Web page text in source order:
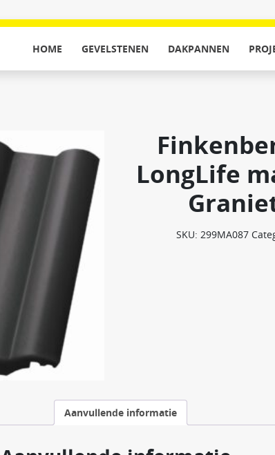
HOME GEVELSTENEN DAKPANNEN
LongLife
SKU:299MA087
Aanvullende informatie